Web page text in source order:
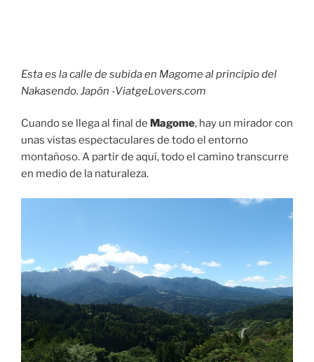
Esta es la calle de subida en Magome al principio del
Nakasendo. Japón -ViatgeLovers.com
Cuando se llega al final de Magome, hay un mirador con
unas vistas espectaculares de todo el entorno
montañoso. A partir de aquí, todo el camino transcurre
en medio de la naturaleza.